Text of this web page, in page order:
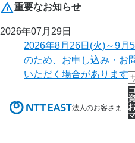
重要なお知らせ
2026年07月29日
2026年8月26日(火)～9月
のため、お申し込み・お
いただく場合があります
法人のお客さま